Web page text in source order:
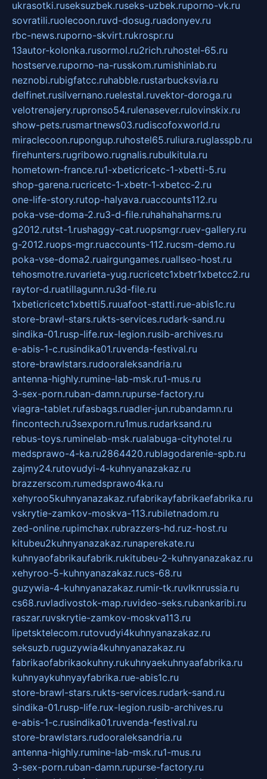
ukrasotki.ruseksuzbek.ruseks-uzbek.ruporno-vk.ru
sovratili.ruolecoon.ruvd-dosug.ruadonyev.ru
rbc-news.ruporno-skvirt.rukrospr.ru
13autor-kolonka.rusormol.ru2rich.ruhostel-65.ru
hostserve.ruporno-na-russkom.rumishinlab.ru
neznobi.rubigfatcc.ruhabble.rustarbucksvia.ru
delfinet.rusilvernano.ruelestal.ruvektor-doroga.ru
velotrenajery.rupronso54.rulenasever.rulovinskix.ru
show-pets.rusmartnews03.rudiscofoxworld.ru
miraclecoon.rupongup.ruhostel65.ruliura.ruglasspb.ru
firehunters.rugribowo.rugnalis.rubulkitula.ru
hometown-france.ru1-xbeticricetc-1-xbetti-5.ru
shop-garena.rucricetc-1-xbetr-1-xbetcc-2.ru
one-life-story.rutop-halyava.ruaccounts112.ru
poka-vse-doma-2.ru3-d-file.ruhahahaharms.ru
g2012.rutst-1.rushaggy-cat.ruopsmgr.ruev-gallery.ru
g-2012.ruops-mgr.ruaccounts-112.rucsm-demo.ru
poka-vse-doma2.ruairgungames.ruallseo-host.ru
tehosmotre.ruvarieta-yug.rucricetc1xbetr1xbetcc2.ru
raytor-d.ruatillagunn.ru3d-file.ru
1xbeticricetc1xbetti5.ruuafoot-statti.rue-abis1c.ru
store-brawl-stars.rukts-services.rudark-sand.ru
sindika-01.rusp-life.rux-legion.rusib-archives.ru
e-abis-1-c.rusindika01.ruvenda-festival.ru
store-brawlstars.rudooraleksandria.ru
antenna-highly.rumine-lab-msk.ru1-mus.ru
3-sex-porn.ruban-damn.rupurse-factory.ru
viagra-tablet.rufasbags.ruadler-jun.rubandamn.ru
fincontech.ru3sexporn.ru1mus.rudarksand.ru
rebus-toys.ruminelab-msk.rualabuga-cityhotel.ru
medsprawo-4-ka.ru2864420.rublagodarenie-spb.ru
zajmy24.rutovudyi-4-kuhnyanazakaz.ru
brazzerscom.rumedsprawo4ka.ru
xehyroo5kuhnyanazakaz.rufabrikayfabrikaefabrika.ru
vskrytie-zamkov-moskva-113.rubiletnadom.ru
zed-online.rupimchax.rubrazzers-hd.ruz-host.ru
kitubeu2kuhnyanazakaz.runaperekate.ru
kuhnyaofabrikaufabrik.rukitubeu-2-kuhnyanazakaz.ru
xehyroo-5-kuhnyanazakaz.rucs-68.ru
guzywia-4-kuhnyanazakaz.rumir-tk.ruvlknrussia.ru
cs68.ruvladivostok-map.ruvideo-seks.rubankaribi.ru
raszar.ruvskrytie-zamkov-moskva113.ru
lipetsktelecom.rutovudyi4kuhnyanazakaz.ru
seksuzb.ruguzywia4kuhnyanazakaz.ru
fabrikaofabrikaokuhny.rukuhnyaekuhnyaafabrika.ru
kuhnyaykuhnyayfabrika.rue-abis1c.ru
store-brawl-stars.rukts-services.rudark-sand.ru
sindika-01.rusp-life.rux-legion.rusib-archives.ru
e-abis-1-c.rusindika01.ruvenda-festival.ru
store-brawlstars.rudooraleksandria.ru
antenna-highly.rumine-lab-msk.ru1-mus.ru
3-sex-porn.ruban-damn.rupurse-factory.ru